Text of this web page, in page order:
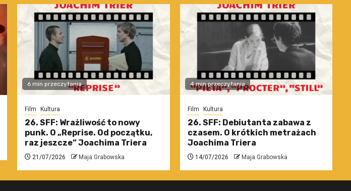
6 min przeczytania
Film Kultura
26. SFF: Wrażliwość to nowy
punk. O „Reprise. Od początku,
raz jeszcze” Joachima Triera
21/07/2026 Maja Grabowska
4 min przeczytania
Film Kultura
26. SFF: Debiutanta zabawa z
czasem. O krótkich metrażach
Joachima Triera
14/07/2026 Maja Grabowska